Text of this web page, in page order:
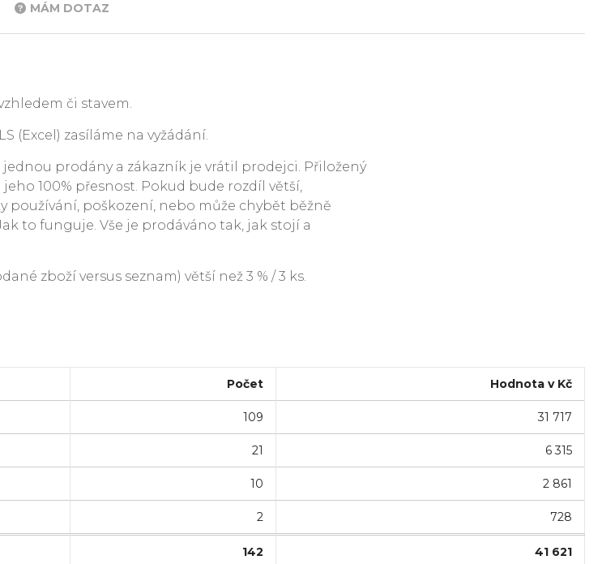
MÁM DOTAZ
či stavem.
(Excel) zasíláme na vyžádání.
prodány a zákazník je vrátil prodejci. Přiložený
100% přesnost. Pokud bude rozdíl větší,
používání, poškození, nebo může chybět běžně
to funguje. Vše je prodáváno tak, jak stojí a
zboží versus seznam) větší než 3 % / 3 ks.
Počet Hodnota v Kč
109 31 717
21 6 315
10 2 861
2 728
142 41 621